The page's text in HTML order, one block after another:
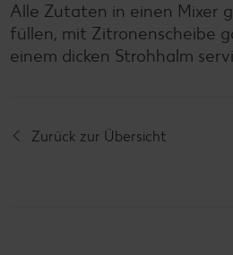
Alle Zutaten in einen Mixer
füllen, mit Zitronenscheibe
einem dicken Strohhalm
Zurück zur Übersicht